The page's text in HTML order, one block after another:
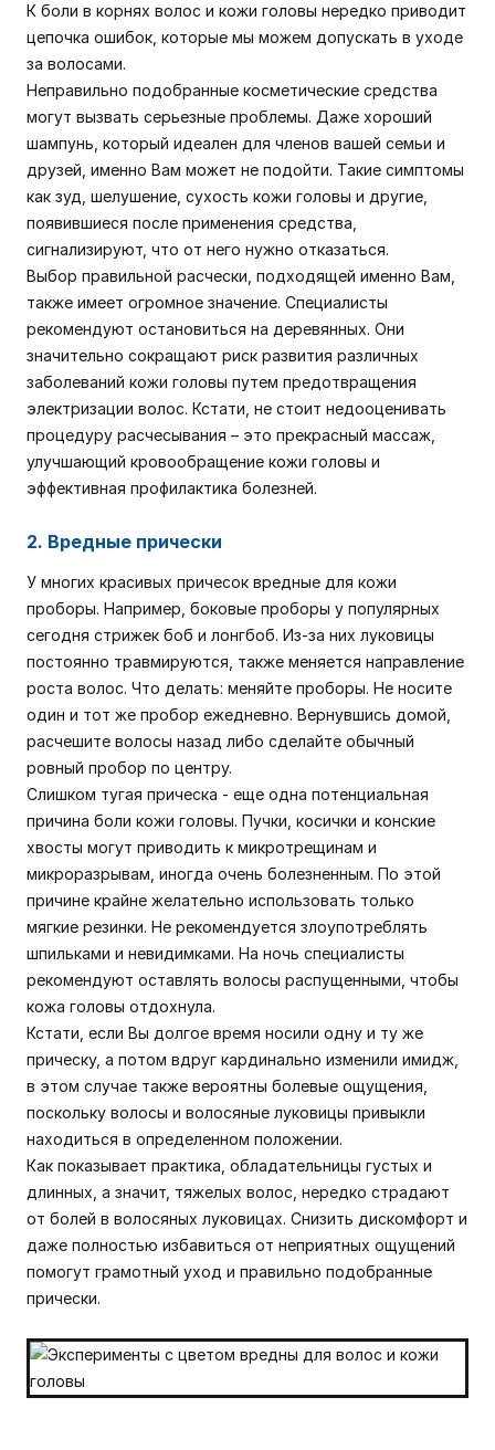
К боли в корнях волос и кожи головы нередко приводит
цепочка ошибок, которые мы можем допускать в уходе
за волосами.
Неправильно подобранные косметические средства
могут вызвать серьезные проблемы. Даже хороший
шампунь, который идеален для членов вашей семьи и
друзей, именно Вам может не подойти. Такие симптомы
как зуд, шелушение, сухость кожи головы и другие,
появившиеся после применения средства,
сигнализируют, что от него нужно отказаться.
Выбор правильной расчески, подходящей именно Вам,
также имеет огромное значение. Специалисты
рекомендуют остановиться на деревянных. Они
значительно сокращают риск развития различных
заболеваний кожи головы путем предотвращения
электризации волос. Кстати, не стоит недооценивать
процедуру расчесывания – это прекрасный массаж,
улучшающий кровообращение кожи головы и
эффективная профилактика болезней.
2. Вредные прически
У многих красивых причесок вредные для кожи
проборы. Например, боковые проборы у популярных
сегодня стрижек боб и лонгбоб. Из-за них луковицы
постоянно травмируются, также меняется направление
роста волос. Что делать: меняйте проборы. Не носите
один и тот же пробор ежедневно. Вернувшись домой,
расчешите волосы назад либо сделайте обычный
ровный пробор по центру.
Слишком тугая прическа - еще одна потенциальная
причина боли кожи головы. Пучки, косички и конские
хвосты могут приводить к микротрещинам и
микроразрывам, иногда очень болезненным. По этой
причине крайне желательно использовать только
мягкие резинки. Не рекомендуется злоупотреблять
шпильками и невидимками. На ночь специалисты
рекомендуют оставлять волосы распущенными, чтобы
кожа головы отдохнула.
Кстати, если Вы долгое время носили одну и ту же
прическу, а потом вдруг кардинально изменили имидж,
в этом случае также вероятны болевые ощущения,
поскольку волосы и волосяные луковицы привыкли
находиться в определенном положении.
Как показывает практика, обладательницы густых и
длинных, а значит, тяжелых волос, нередко страдают
от болей в волосяных луковицах. Снизить дискомфорт и
даже полностью избавиться от неприятных ощущений
помогут грамотный уход и правильно подобранные
прически.